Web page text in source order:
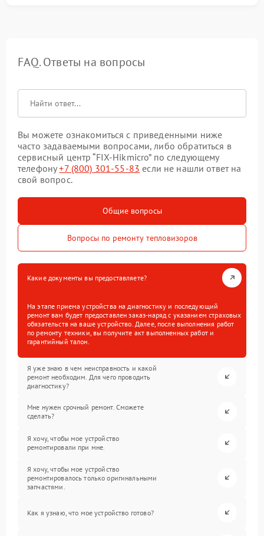
FAQ. Ответы на вопросы
Вы можете ознакомиться с приведенными ниже
часто задаваемыми вопросами, либо обратиться в
сервисный центр “FIX-Hikmicro” по следующему
телефону+7 (800) 301-55-83 если не нашли ответ на
свой вопрос.
Общие вопросы
Вопросы по ремонту тепловизоров
Какие документы вы предоставляете?
На этапе приема устройства на диагностику и последующий
ремонт вам будет предоставлен заказ-наряд с указанием страховых
обязательств на ваше устройство. Далее, после выполнения работ
по ремонту техники, вы получите акт выполненных работ и
гарантийный талон.
Я уже знаю в чем неисправность и какой
ремонт необходим. Для чего проводить
диагностику?
Мне нужен срочный ремонт. Сможете
сделать?
Я хочу, чтобы мое устройство
ремонтировали при мне.
Я хочу, чтобы мое устройство
ремонтировалось только оригинальными
запчастями.
Как я узнаю, что мое устройство готово?